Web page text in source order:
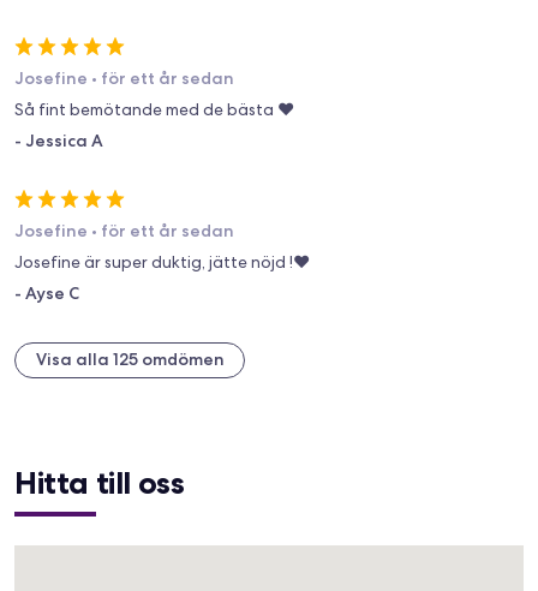
Josefine • för ett år sedan
Så fint bemötande med de bästa ❤️
- Jessica A
Josefine • för ett år sedan
Josefine är super duktig, jätte nöjd !♥️
- Ayse C
Visa alla 125 omdömen
Hitta till oss